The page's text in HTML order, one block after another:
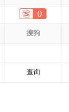
搜狗
查询